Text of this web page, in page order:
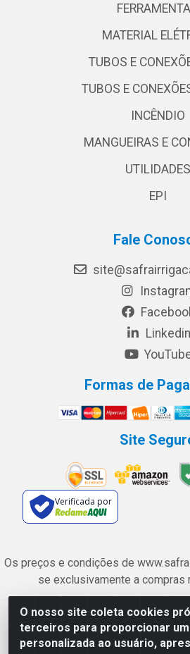
O nosso site coleta cookies
terceiros para proporcionar
personalizada ao usuário,
MATERIAL
TUBOS E
TUBOS E
INCÊNDIO
MANGUEIRAS E
UTILIDADES
EPI
Fale
Linkedin
Formas de
Site
Verificada por
Os preços e condições de
se exclusivamente a compras
Safra Agrícola e Pecuária LTDA -
Esplanada dos Anicuns, Goiânia/GO -
06.315.490/0001-